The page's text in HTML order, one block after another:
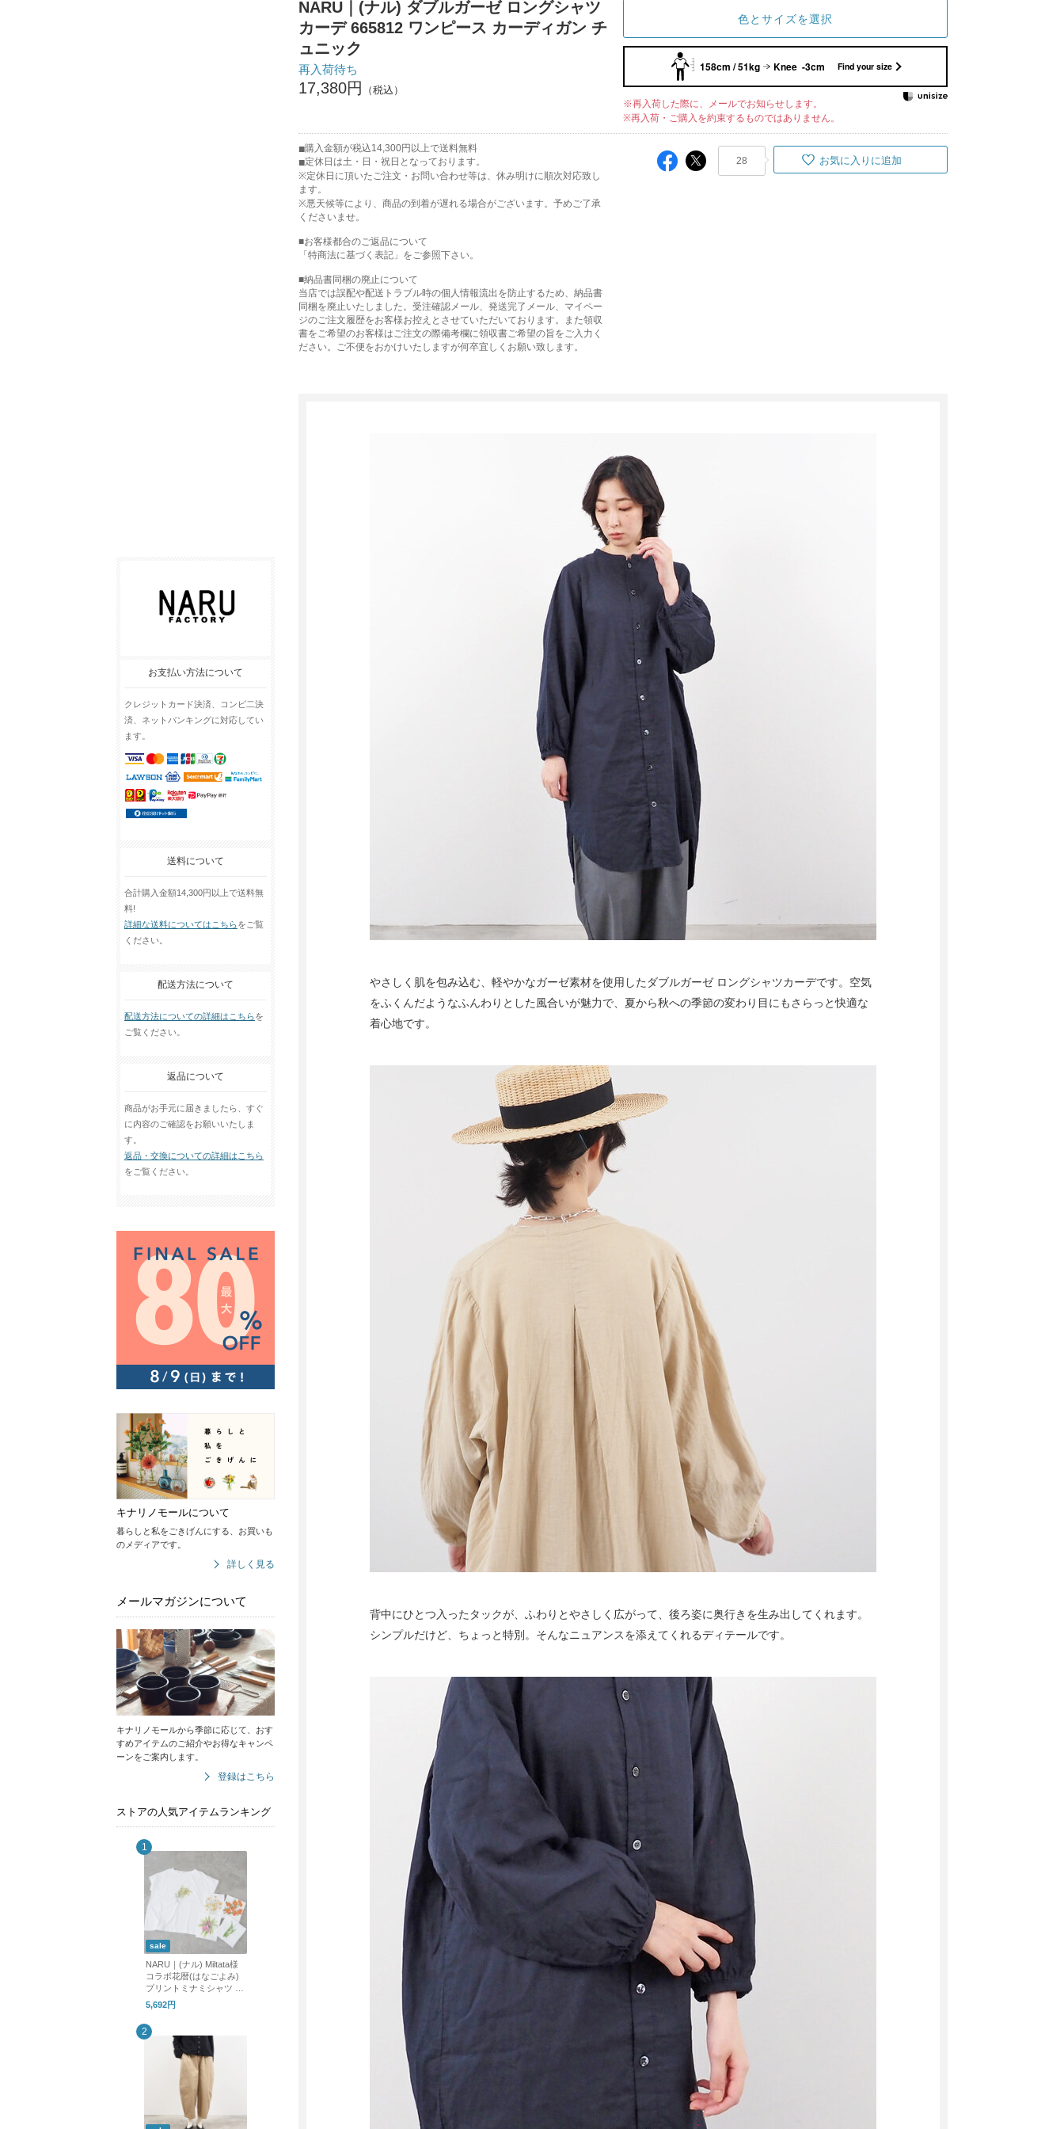
お支払い方法について
クレジットカード決済、コンビ二決
済、ネットバンキングに対応してい
ます。
送料について
合計購入金額14,300円以上で送料無
料!
詳細な送料についてはこちらをご覧
ください。
配送方法について
配送方法についての詳細はこちらを
ご覧ください。
返品について
商品がお手元に届きましたら、すぐ
に内容のご確認をお願いいたしま
す。
返品・交換についての詳細はこちら
をご覧ください。
キナリノモールについて
暮らしと私をごきげんにする、お買いも
のメディアです。
詳しく見る
メールマガジンについて
キナリノモールから季節に応じて、おす
すめアイテムのご紹介やお得なキャンペ
ーンをご案内します。
登録はこちら
ストアの人気アイテムランキング
sale
NARU｜(ナル) Miltata様
コラボ花暦(はなごよみ)
プリントミナミシャツ 66
3005 Tシャツ tシャツ プ
リントT
5,692円
NARU｜(ナル) ダブルガーゼ ロングシャツ
カーデ 665812 ワンピース カーディガン チ
ュニック
再入荷待ち
17,380円
色とサイズを選択
158cm / 51kg Knee -3cm Find your size
※再入荷した際に、メールでお知らせします。
※再入荷・ご購入を約束するものではありません。
購入金額が税込14,300円以上で送料無料
定休日は土・日・祝日となっております。
※定休日に頂いたご注文・お問い合わせ等は、休み明けに順次対応致し
ます。
※悪天候等により、商品の到着が遅れる場合がございます。予めご了承
くださいませ。
■お客様都合のご返品について
「特商法に基づく表記」をご参照下さい。
■納品書同梱の廃止について
当店では誤配や配送トラブル時の個人情報流出を防止するため、納品書
同梱を廃止いたしました。受注確認メール、発送完了メール、マイペー
ジのご注文履歴をお客様お控えとさせていただいております。また領収
書をご希望のお客様はご注文の際備考欄に領収書ご希望の旨をご入力く
ださい。ご不便をおかけいたしますが何卒宜しくお願い致します。
28 お気に入りに追加
やさしく肌を包み込む、軽やかなガーゼ素材を使用したダブルガーゼ ロングシャツカーデです。空気
をふくんだようなふんわりとした風合いが魅力で、夏から秋への季節の変わり目にもさらっと快適な
着心地です。
背中にひとつ入ったタックが、ふわりとやさしく広がって、後ろ姿に奥行きを生み出してくれます。
シンプルだけど、ちょっと特別。そんなニュアンスを添えてくれるディテールです。